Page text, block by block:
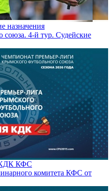
назначения
союза. 4-й тур. Судейские
КФС
комитета КФС от